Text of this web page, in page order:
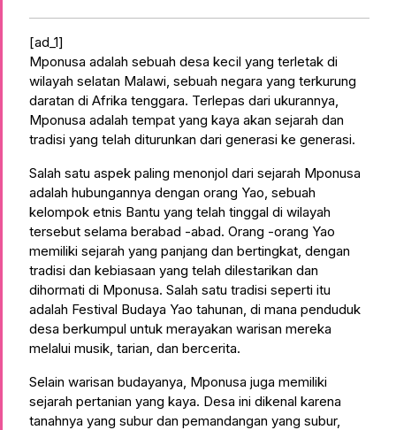
[ad_1]
Mponusa adalah sebuah desa kecil yang terletak di
wilayah selatan Malawi, sebuah negara yang terkurung
daratan di Afrika tenggara. Terlepas dari ukurannya,
Mponusa adalah tempat yang kaya akan sejarah dan
tradisi yang telah diturunkan dari generasi ke generasi.
Salah satu aspek paling menonjol dari sejarah Mponusa
adalah hubungannya dengan orang Yao, sebuah
kelompok etnis Bantu yang telah tinggal di wilayah
tersebut selama berabad -abad. Orang -orang Yao
memiliki sejarah yang panjang dan bertingkat, dengan
tradisi dan kebiasaan yang telah dilestarikan dan
dihormati di Mponusa. Salah satu tradisi seperti itu
adalah Festival Budaya Yao tahunan, di mana penduduk
desa berkumpul untuk merayakan warisan mereka
melalui musik, tarian, dan bercerita.
Selain warisan budayanya, Mponusa juga memiliki
sejarah pertanian yang kaya. Desa ini dikenal karena
tanahnya yang subur dan pemandangan yang subur,